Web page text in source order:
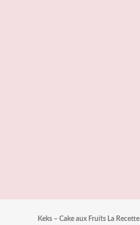
Keks – Cake aux Fruits La Recette